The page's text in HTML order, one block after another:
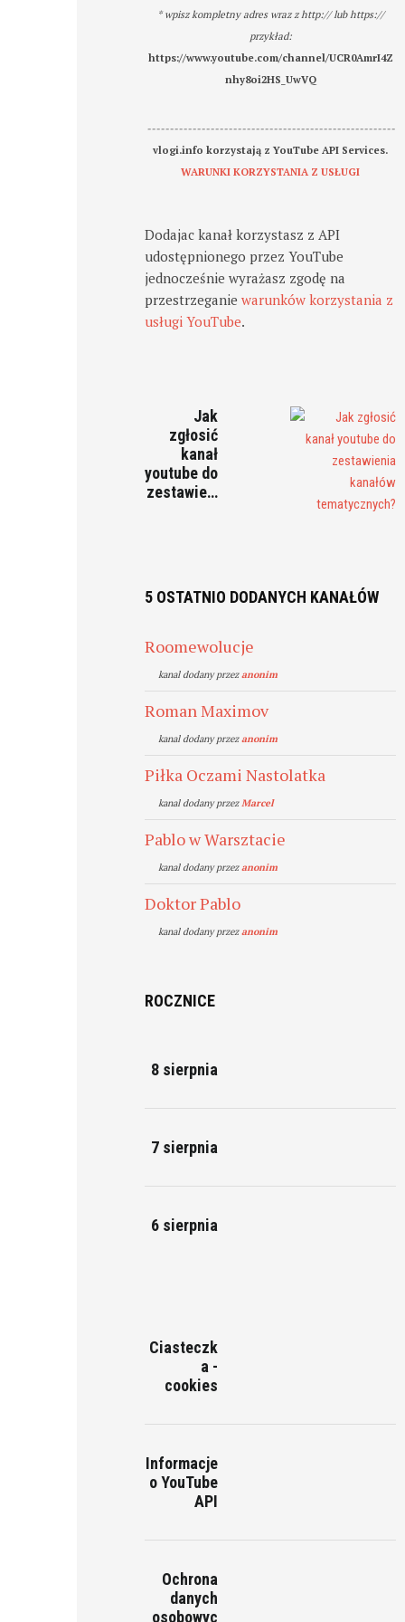
* wpisz kompletny adres wraz z http:// lub https://
przykład:
https://www.youtube.com/channel/UCR0AmrI4Z
nhy8oi2HS_UwVQ
-------------------------------------------------------
vlogi.info korzystają z YouTube API Services.
WARUNKI KORZYSTANIA Z USŁUGI
Dodajac kanał korzystasz z API
udostępnionego przez YouTube
jednocześnie wyrażasz zgodę na
przestrzeganiewarunków korzystania z
usługi YouTube.
Jak
zgłosić
kanał
youtube do
zestawie…
5 OSTATNIO DODANYCH KANAŁÓW
Roomewolucje
kanal dodany przezanonim
Roman Maximov
kanal dodany przezanonim
Piłka Oczami Nastolatka
kanal dodany przezMarcel
Pablo w Warsztacie
kanal dodany przezanonim
Doktor Pablo
kanal dodany przezanonim
ROCZNICE
8 sierpnia
7 sierpnia
6 sierpnia
Ciasteczk
a -
cookies
Informacje
o YouTube
API
Ochrona
danych
osobowyc